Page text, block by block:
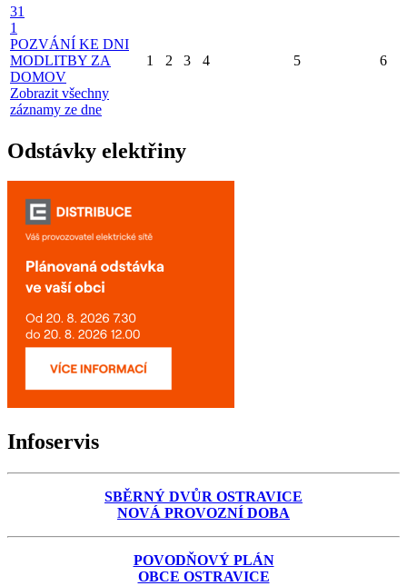
31
1
POZVÁNÍ KE DNI
MODLITBY ZA
DOMOV
Zobrazit všechny
záznamy ze dne
1 2 3 4 5 6
Odstávky elektřiny
Infoservis
SBĚRNÝ DVŮR OSTRAVICE
NOVÁ PROVOZNÍ DOBA
POVODŇOVÝ PLÁN
OBCE OSTRAVICE